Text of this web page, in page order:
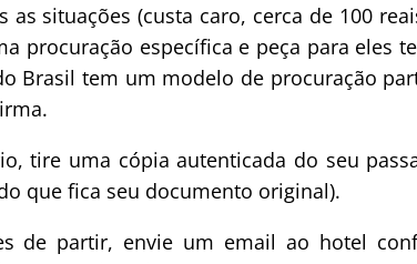
as situações (custa caro, cerca de 100
procuração específica e peça para eles
Brasil tem um modelo de procuração
tire uma cópia autenticada do seu
que fica seu documento original).
de partir, envie um email ao hotel